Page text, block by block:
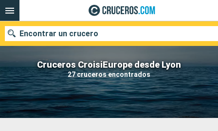
Cruceros CroisiEurope desde Lyon
27 cruceros encontrados
Encontrar un crucero
Nuestros destinos
Fecha de salida